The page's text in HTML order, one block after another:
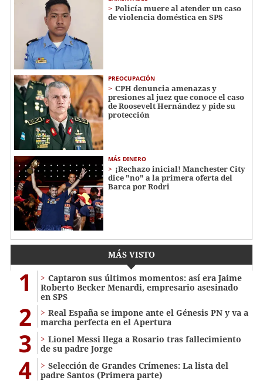
Policía muere al atender un caso
de violencia doméstica en SPS
PREOCUPACIÓN
CPH denuncia amenazas y
presiones al juez que conoce el caso
de Roosevelt Hernández y pide su
protección
MÁS DINERO
¡Rechazo inicial! Manchester City
dice "no" a la primera oferta del
Barca por Rodri
MÁS VISTO
1
Captaron sus últimos momentos: así era Jaime
Roberto Becker Menardi​​​, empresario asesinado
en SPS
2
Real España se impone ante el Génesis PN y va a
marcha perfecta en el Apertura
3
Lionel Messi llega a Rosario tras fallecimiento
de su padre Jorge
4
Selección de Grandes Crímenes: La lista del
padre Santos (Primera parte)